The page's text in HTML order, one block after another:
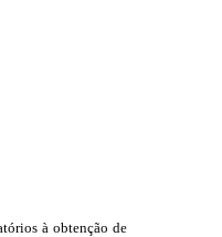
à obtenção de